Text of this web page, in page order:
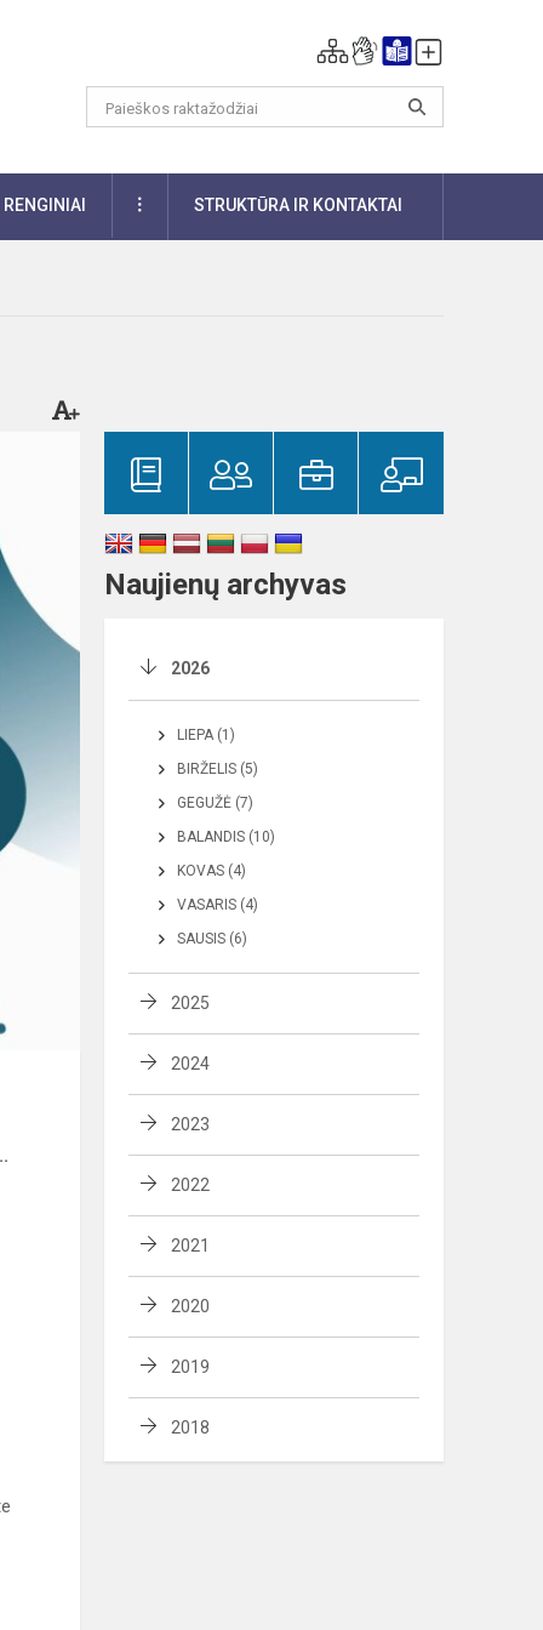
RENGINIAI DAUGIAUSTRUKTŪRA IR KONTAKTAI
Naujienų archyvas
2026
LIEPA (1)
BIRŽELIS (5)
GEGUŽĖ (7)
BALANDIS (10)
KOVAS (4)
VASARIS (4)
SAUSIS (6)
2025
2024
2023
2022
2021
2020
2019
2018